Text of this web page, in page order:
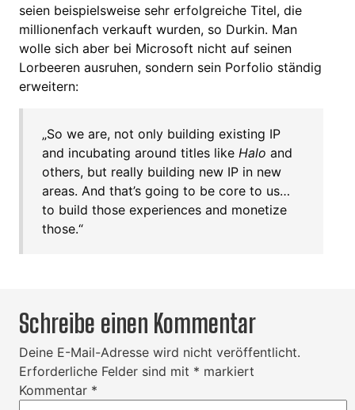
seien beispielsweise sehr erfolgreiche Titel, die
millionenfach verkauft wurden, so Durkin. Man
wolle sich aber bei Microsoft nicht auf seinen
Lorbeeren ausruhen, sondern sein Porfolio ständig
erweitern:
„So we are, not only building existing IP
and incubating around titles like Halo and
others, but really building new IP in new
areas. And that’s going to be core to us…
to build those experiences and monetize
those.“
Schreibe einen Kommentar
Deine E-Mail-Adresse wird nicht veröffentlicht.
Erforderliche Felder sind mit * markiert
Kommentar *